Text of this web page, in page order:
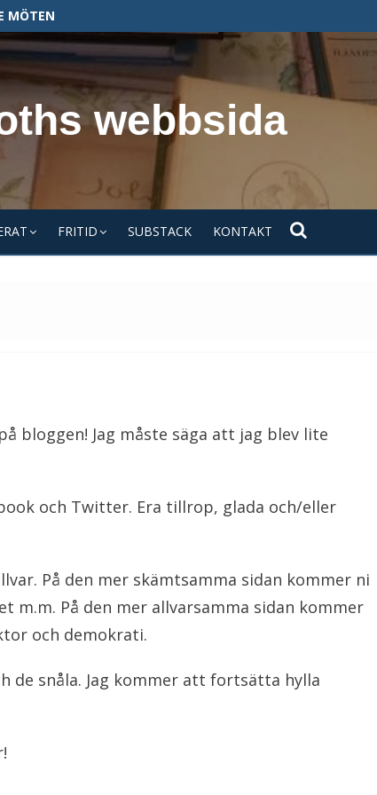
MÖTEN
webbsida
FRITID SUBSTACK KONTAKT
bloggen! Jag måste säga att jag blev lite
och Twitter. Era tillrop, glada och/eller
På den mer skämtsamma sidan kommer ni
På den mer allvarsamma sidan kommer
och demokrati.
de snåla. Jag kommer att fortsätta hylla